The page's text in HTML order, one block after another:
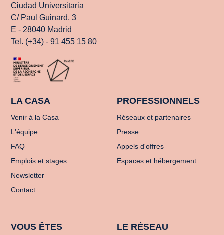
Ciudad Universitaria
C/ Paul Guinard, 3
E - 28040 Madrid
Tel. (+34) - 91 455 15 80
LA CASA
Venir à la Casa
L'équipe
FAQ
Emplois et stages
Newsletter
Contact
PROFESSIONNELS
Réseaux et partenaires
Presse
Appels d'offres
Espaces et hébergement
VOUS ÊTES LE RÉSEAU